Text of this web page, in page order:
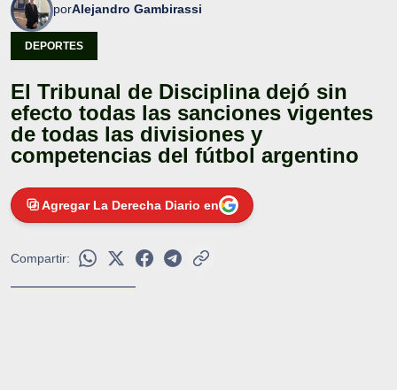
porAlejandro Gambirassi
DEPORTES
El Tribunal de Disciplina dejó sin
efecto todas las sanciones vigentes
de todas las divisiones y
competencias del fútbol argentino
Agregar La Derecha Diario en
Compartir: